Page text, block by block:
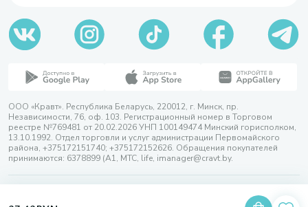
ООО «Кравт». Республика Беларусь, 220012, г. Минск, пр.
Независимости, 76, оф. 103. Регистрационный номер в Торговом
реестре №769481 от 20.02.2026 УНП 100149474 Минский горисполком,
13.10.1992. Отдел торговли и услуг администрации Первомайского
района, +375172151740; +375172152626. Обращения покупателей
принимаются: 6378899 (А1, МТС, life, imanager@cravt.by.